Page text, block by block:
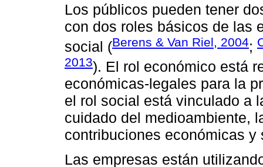
Los públicos pueden tener
con dos roles básicos de las
social (Berens & Van Riel, 2004;
2013). El rol económico está
económicas-legales para la
el rol social está vinculado a
cuidado del medioambiente,
contribuciones económicas
Las empresas están